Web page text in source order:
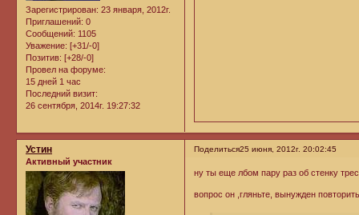
Зарегистрирован: 23 января, 2012г.
Приглашений: 0
Сообщений: 1105
Уважение: [+31/-0]
Позитив: [+28/-0]
Провел на форуме:
15 дней 1 час
Последний визит:
26 сентября, 2014г. 19:27:32
Поделиться25 июня, 2012г. 20:02:45
Устин
Активный участник
ну ты еще лбом пару раз об стенку
вопрос он ,гляньте, вынужден